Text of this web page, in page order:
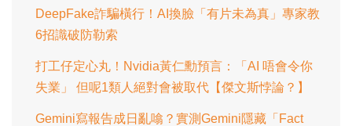
DeepFake詐騙橫行！AI換臉「有片未為真」專家教
6招識破防勒索
打工仔定心丸！Nvidia黃仁勳預言：「AI 唔會令你
失業」 但呢1類人絕對會被取代【傑文斯悖論？】
Gemini寫報告成日亂噏？實測Gemini隱藏「Fact